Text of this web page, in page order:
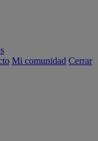
Mi comunidad Cerrar